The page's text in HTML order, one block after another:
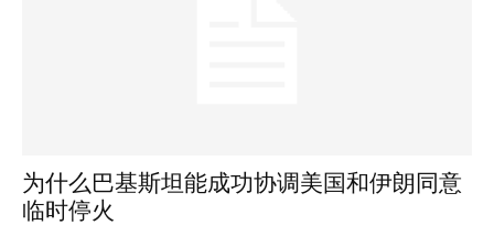
为什么巴基斯坦能成功协调美国和伊朗同意
临时停火